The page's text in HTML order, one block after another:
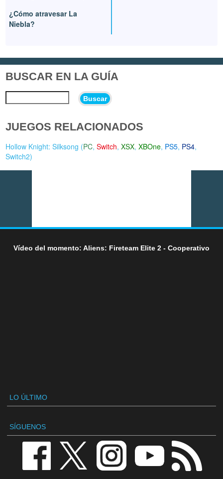
¿Cómo atravesar La
Niebla?
BUSCAR EN LA GUÍA
Buscar
JUEGOS RELACIONADOS
Hollow Knight: Silksong (PC,Switch,XSX,XBOne, PS5, PS4,
Switch2)
Vídeo del momento: Aliens: Fireteam Elite 2 - Cooperativo
LO ÚLTIMO
SÍGUENOS